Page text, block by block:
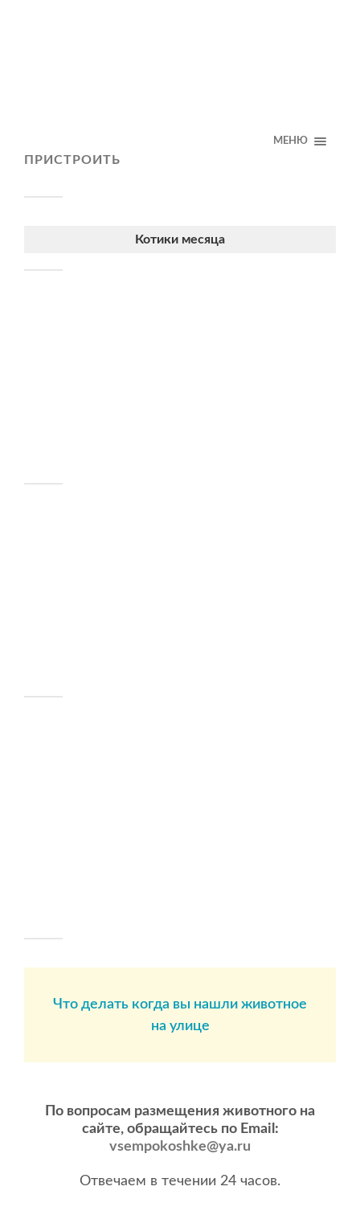
МЕНЮ
ПРИСТРОИТЬ
Котики месяца
Что делать когда вы нашли животное
на улице
По вопросам размещения животного на
сайте, обращайтесь по Email:
vsempokoshke@ya.ru
Отвечаем в течении 24 часов.